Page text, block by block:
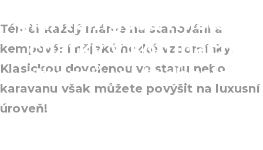
glampingová místa a
chatky v korunách
stromů v Maďarsku
Téměř každý máme na stanování a
kempování nějaké hezké vzpomínky.
Klasickou dovolenou ve stanu nebo
karavanu však můžete povýšit na luxusní
úroveň!